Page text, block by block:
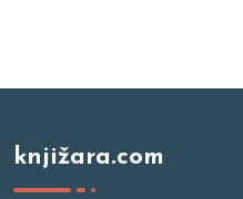
knjižara.com